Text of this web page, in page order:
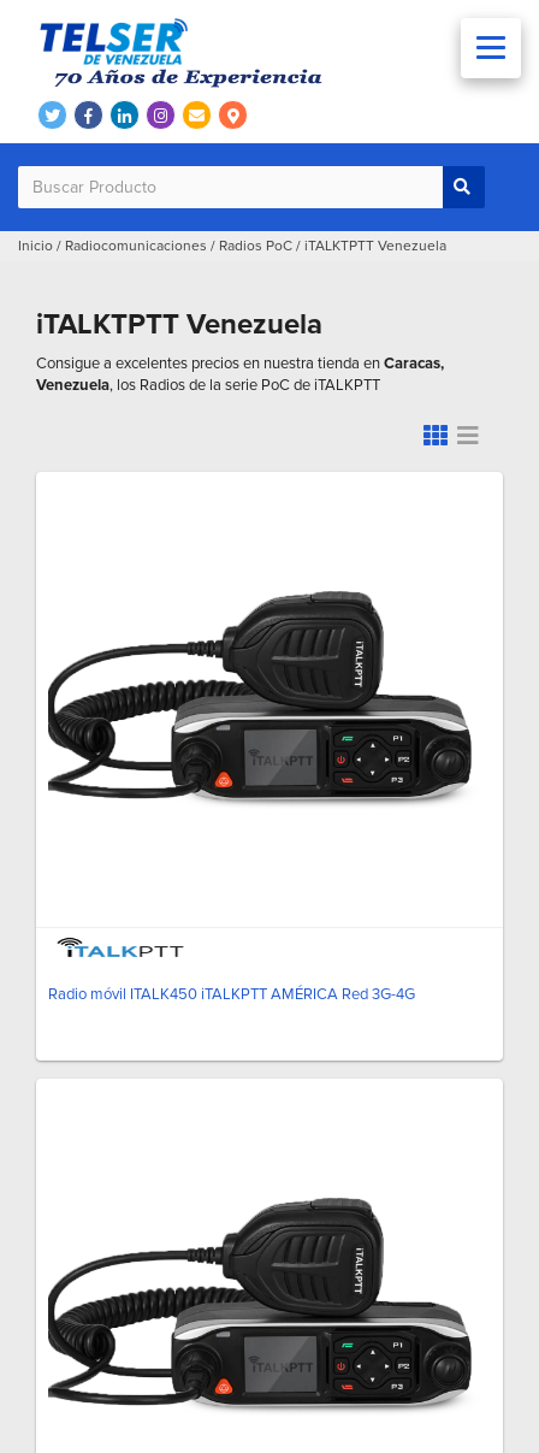
Inicio / Radiocomunicaciones / Radios PoC / iTALKTPTT Venezuela
iTALKTPTT Venezuela
Consigue a excelentes precios en nuestra tienda enCaracas,
Venezuela, los Radios de la serie PoC de iTALKPTT
Radio móvil ITALK450 iTALKPTT AMÉRICA Red 3G-4G